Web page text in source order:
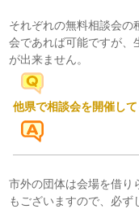
それぞれの無料相談会の
会であれば可能ですが、
が出来ません。
他県で相談会を開催し
市外の団体は会場を借り
もございますので、必ず